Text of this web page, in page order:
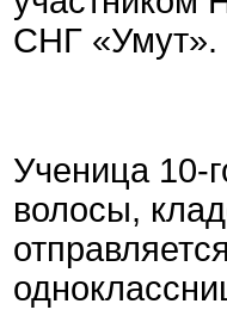
СНГ «Умут».
Ученица 10-
волосы,